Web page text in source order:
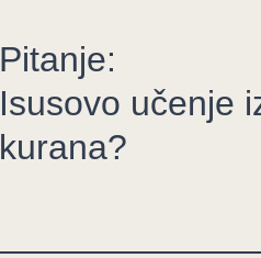
Pitanje:
Isusovo učenje
kurana?